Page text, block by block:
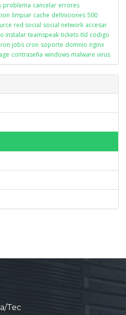
problema cancelar errores
limpiar cache definiciones 500
red social social network accesar
instalar teamspeak tickets tld codigo
jobs cron soporte domnio nginx
contraseña windows malware virus
Tec